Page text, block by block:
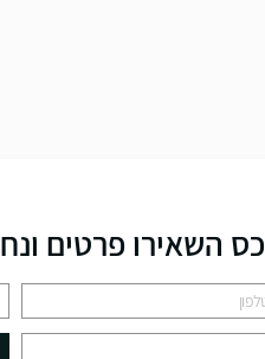
השאירו פרטים